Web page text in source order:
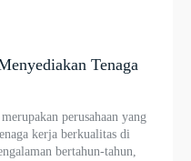
Tenaga
perusahaan yang
kerja berkualitas di
bertahun-tahun,